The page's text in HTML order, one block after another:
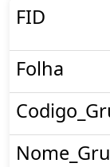
FID
Folha